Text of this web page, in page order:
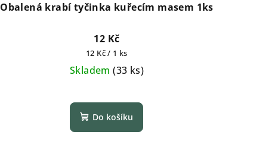
Obalená krabí tyčinka kuřecím masem 1ks
12 Kč
Měrná
cena:
12 Kč / 1 ks
Skladem(33 ks)
Do košíku